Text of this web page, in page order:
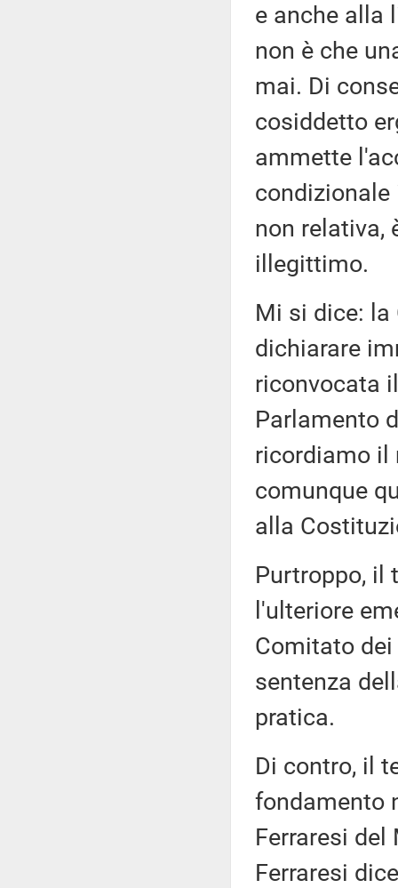
e anche alla
non è che
mai. Di
cosiddetto
ammette
condizionale
non relativa,
illegittimo.
Mi si dice:
dichiarare
riconvocata
Parlamento
ricordiamo il
comunque
alla
Purtroppo, il
l'ulteriore
Comitato
sentenza
pratica.
Di contro, il
fondamento
Ferraresi
Ferraresi